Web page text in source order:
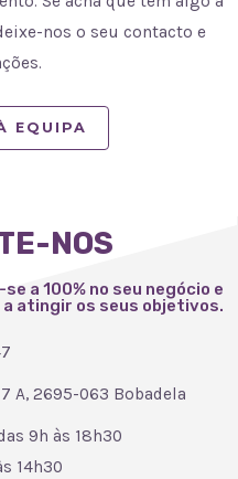
nos o seu contacto e
EQUIPA
NOS
a 100% no seu negócio e
atingir os seus objetivos.
A, 2695-063 Bobadela
9h às 18h30
14h30